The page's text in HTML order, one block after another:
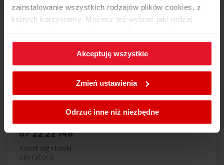
zainstalowanie wszystkich rodzajów plików cookies, z
których korzystamy. Możesz też wybrać jaki rodzaj
plików cookies zainstalujemy na Twoim urządzeniu,
klikającZmień ustawienia.
W każdej chwili możesz zmienić wybrane przez Ciebie
ustawienia plików cookies wchodząc w zakładkę
Akceptuję wszystkie
Zmień ustawienia
Odrzuć inne niż niezbędne
Zobacz wszystkie produkty
801 801 800
67 22 22 148
Koszt wg stawki
operatora